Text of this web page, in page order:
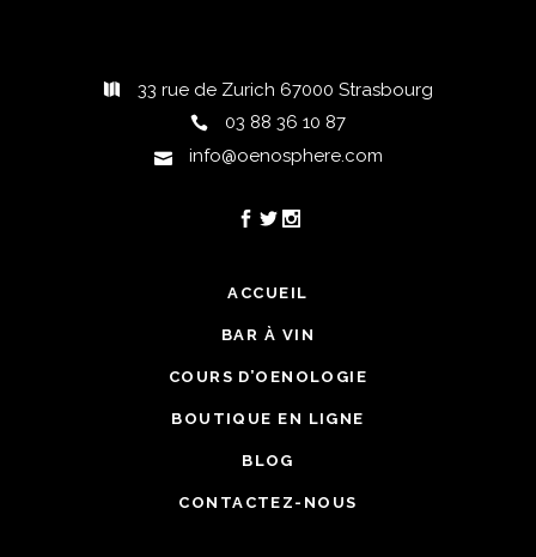
33 rue de Zurich 67000 Strasbourg
03 88 36 10 87
info@oenosphere.com
ACCUEIL
BAR À VIN
COURS D’OENOLOGIE
BOUTIQUE EN LIGNE
BLOG
CONTACTEZ-NOUS